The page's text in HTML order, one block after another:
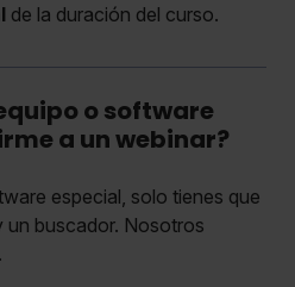
de la duración del curso.
o software
a un webinar?
especial, solo tienes que
buscador. Nosotros